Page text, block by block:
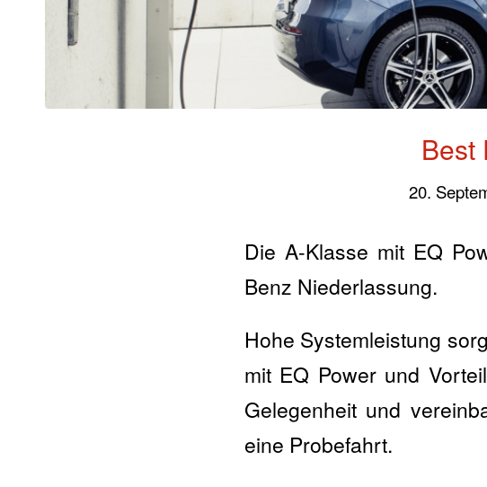
Best
20.
Die A-Klasse mit EQ
Benz Niederlassung.
Hohe Systemleistung
mit EQ Power und
Gelegenheit und
eine Probefahrt.